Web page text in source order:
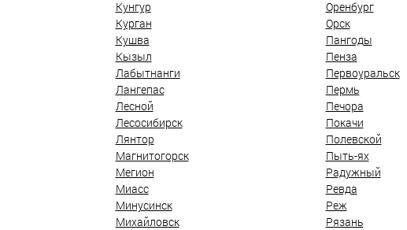
Кунгур
Курган
Кушва
Кызыл
Лабытнанги
Лангепас
Лесной
Лесосибирск
Лянтор
Магнитогорск
Мегион
Миасс
Минусинск
Михайловск
Оренбург
Орск
Пангоды
Пенза
Первоуральск
Пермь
Печора
Покачи
Полевской
Пыть-ях
Радужный
Ревда
Реж
Рязань